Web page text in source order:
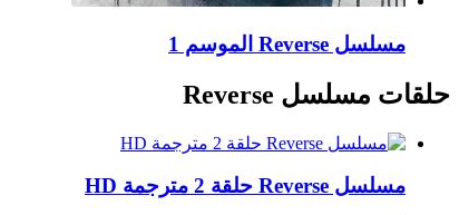
مسلسل Reverse الموسم 1
حلقات مسلسل Reverse
مسلسل Reverse حلقة 2 مترجمة HD